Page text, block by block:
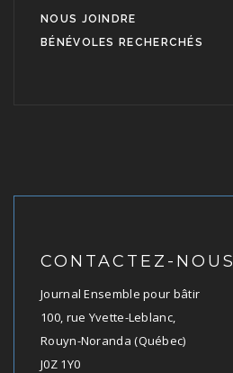
NOUS JOINDRE
BÉNÉVOLES RECHERCHÉS
CONTACTEZ-NOUS
Journal Ensemble pour bâtir
100, rue Yvette-Leblanc,
Rouyn-Noranda (Québec)
J0Z 1Y0